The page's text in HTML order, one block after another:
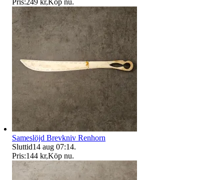
Sameslöjd Brevkniv Renhorn
Sluttid14 aug 07:14.
Pris:144 kr,Köp nu.